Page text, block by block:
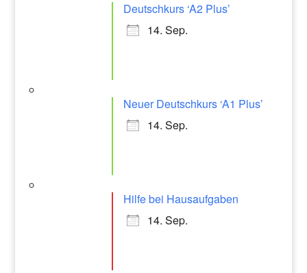
Deutschkurs ‘A2 Plus’
14. Sep.
Neuer Deutschkurs ‘A1 Plus’
14. Sep.
Hilfe bei Hausaufgaben
14. Sep.